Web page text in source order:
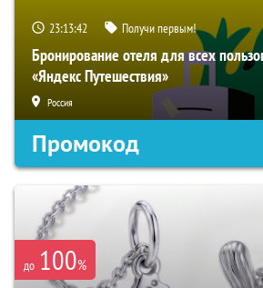
23:13:41 Получи первым!
Бронирование отеля для всех
«Яндекс Путешествия»
Россия
Промокод
до 100%